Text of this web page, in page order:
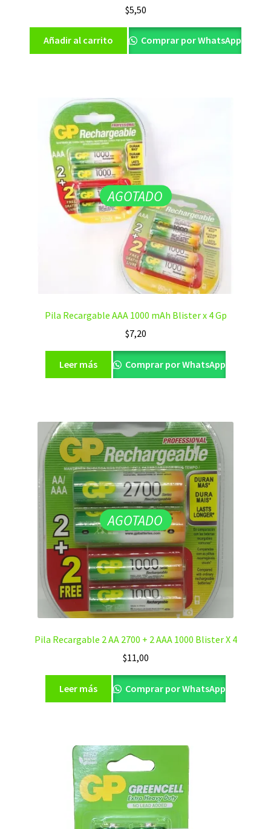
$5,50
Añadir al carrito Comprar por WhatsApp
AGOTADO
Pila Recargable AAA 1000 mAh Blister x 4 Gp
$7,20
Leer más Comprar por WhatsApp
AGOTADO
Pila Recargable 2 AA 2700 + 2 AAA 1000 Blister X 4
$11,00
Leer más Comprar por WhatsApp